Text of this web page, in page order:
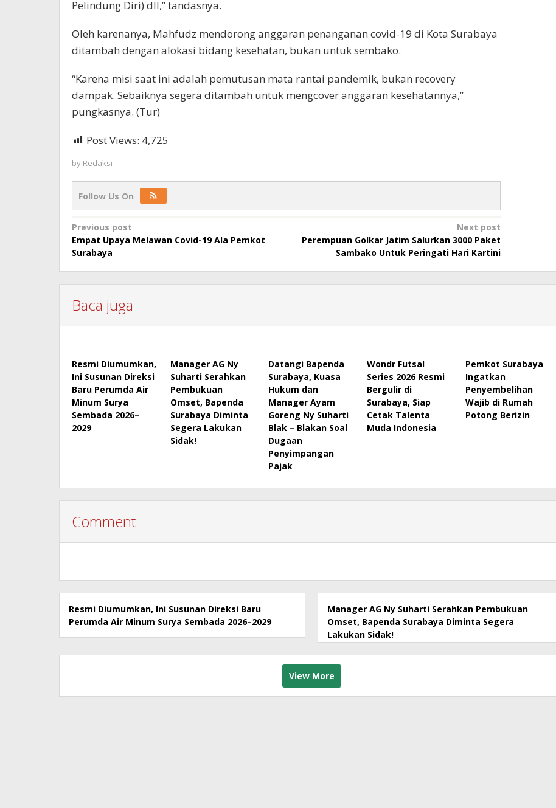
Pelindung Diri) dll,” tandasnya.
Oleh karenanya, Mahfudz mendorong anggaran penanganan covid-19 di Kota Surabaya
ditambah dengan alokasi bidang kesehatan, bukan untuk sembako.
“Karena misi saat ini adalah pemutusan mata rantai pandemik, bukan recovery
dampak. Sebaiknya segera ditambah untuk mengcover anggaran kesehatannya,”
pungkasnya. (Tur)
Post Views: 4,725
by Redaksi
Follow Us On
Post
navigation
Previous post
Empat Upaya Melawan Covid-19 Ala Pemkot
Surabaya
Next post
Perempuan Golkar Jatim Salurkan 3000 Paket
Sambako Untuk Peringati Hari Kartini
Baca juga
Resmi Diumumkan,
Ini Susunan Direksi
Baru Perumda Air
Minum Surya
Sembada 2026–
2029
Manager AG Ny
Suharti Serahkan
Pembukuan
Omset, Bapenda
Surabaya Diminta
Segera Lakukan
Sidak!
Datangi Bapenda
Surabaya, Kuasa
Hukum dan
Manager Ayam
Goreng Ny Suharti
Blak – Blakan Soal
Dugaan
Penyimpangan
Pajak
Wondr Futsal
Series 2026 Resmi
Bergulir di
Surabaya, Siap
Cetak Talenta
Muda Indonesia
Pemkot Surabaya
Ingatkan
Penyembelihan
Wajib di Rumah
Potong Berizin
Comment
Resmi Diumumkan, Ini Susunan Direksi Baru
Perumda Air Minum Surya Sembada 2026–2029
Manager AG Ny Suharti Serahkan Pembukuan
Omset, Bapenda Surabaya Diminta Segera
Lakukan Sidak!
View More